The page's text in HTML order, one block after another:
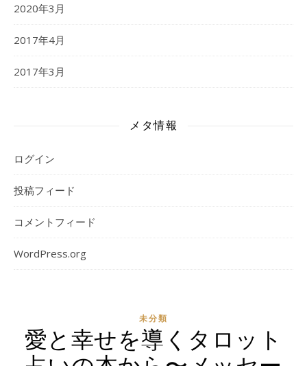
2020年3月
2017年4月
2017年3月
メタ情報
ログイン
投稿フィード
コメントフィード
WordPress.org
未分類
愛と幸せを導くタロット